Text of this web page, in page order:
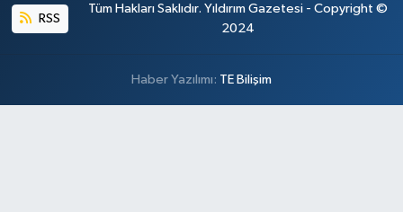
RSS
Tüm Hakları Saklıdır. Yıldırım Gazetesi - Copyright ©
2024
Haber Yazılımı: TE Bilişim